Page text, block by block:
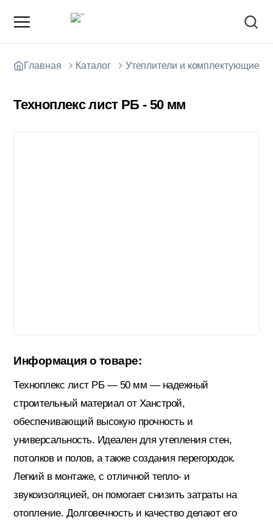
Декоративные штукатурки (готовые)
Картон; Плёнки; Мешки для
строительного мусора
Краски; Грунтовки; Пропитки
О компании
Документы
Главная Каталог Утеплители и комплектующие
Техноплекс лист РБ - 50 мм
Информация о товаре:
Техноплекс лист РБ — 50 мм — надежный
строительный материал от Ханстрой,
обеспечивающий высокую прочность и
универсальность. Идеален для утепления стен,
потолков и полов, а также создания перегородок.
Легкий в монтаже, с отличной тепло- и
звукоизоляцией, он помогает снизить затраты на
отопление. Долговечность и качество делают его